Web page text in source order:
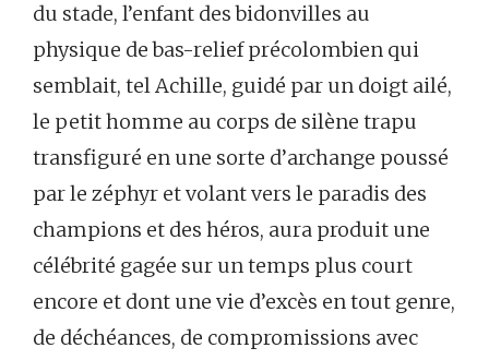
du stade, l’enfant des bidonvilles au
physique de bas-relief précolombien qui
semblait, tel Achille, guidé par un doigt ailé,
le petit homme au corps de silène trapu
transfiguré en une sorte d’archange poussé
par le zéphyr et volant vers le paradis des
champions et des héros, aura produit une
célébrité gagée sur un temps plus court
encore et dont une vie d’excès en tout genre,
de déchéances, de compromissions avec